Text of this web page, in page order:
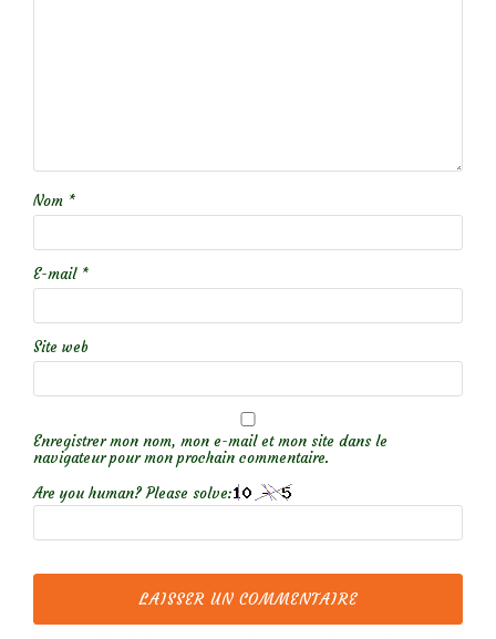
Nom *
E-mail *
Site web
Enregistrer mon nom, mon e-mail et mon site dans le
navigateur pour mon prochain commentaire.
Are you human? Please solve: